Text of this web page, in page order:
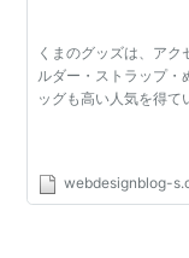
くまのグッズは、アク
ルダー・ストラップ・
ッグも高い人気を得て
webdesignblog-